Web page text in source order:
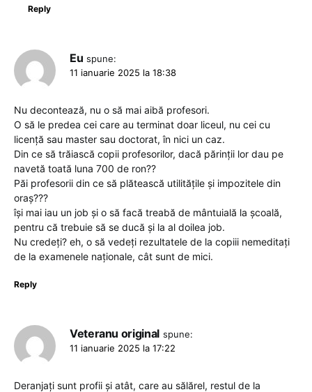
Reply
Eu spune:
11 ianuarie 2025 la 18:38
Nu decontează, nu o să mai aibă profesori.
O să le predea cei care au terminat doar liceul, nu cei cu
licență sau master sau doctorat, în nici un caz.
Din ce să trăiască copii profesorilor, dacă părinții lor dau pe
navetă toată luna 700 de ron??
Păi profesorii din ce să plătească utilitățile și impozitele din
oraș???
își mai iau un job și o să facă treabă de mântuială la școală,
pentru că trebuie să se ducă și la al doilea job.
Nu credeți? eh, o să vedeți rezultatele de la copiii nemeditați
de la examenele naționale, cât sunt de mici.
Reply
Veteranu original spune:
11 ianuarie 2025 la 17:22
Deranjați sunt profii și atât, care au sălărel, restul de la